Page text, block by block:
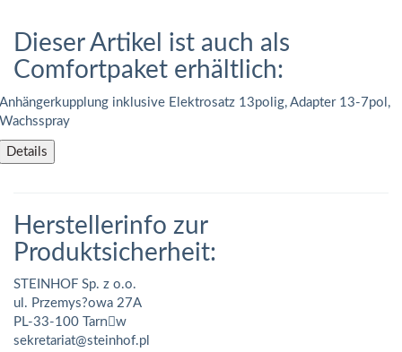
Dieser Artikel ist auch als
Comfortpaket erhältlich:
Anhängerkupplung inklusive Elektrosatz 13polig, Adapter 13-7pol,
Wachsspray
Details
Herstellerinfo zur
Produktsicherheit:
STEINHOF Sp. z o.o.
ul. Przemys?owa 27A
PL-33-100 Tarnَw
sekretariat@steinhof.pl